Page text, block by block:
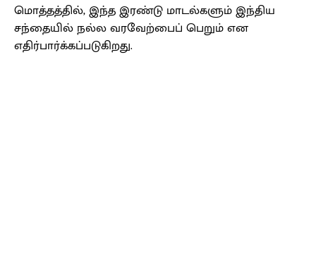
மொத்தத்தில், இந்த இரண்டு மாடல்களும் இந்திய
சந்தையில் நல்ல வரவேற்பைப் பெறும் என
எதிர்பார்க்கப்படுகிறது.